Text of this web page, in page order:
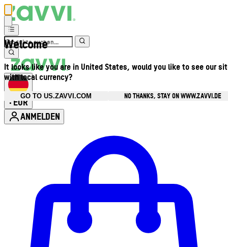
Welcome
It looks like you are in United States, would you like to see our
with local currency?
GO TO US.ZAVVI.COM
NO THANKS, STAY ON WWW.ZAVVI.DE
• EUR
ANMELDEN